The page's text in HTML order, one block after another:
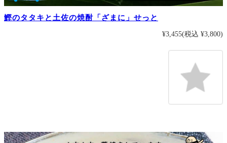
鰹のタタキと土佐の焼酎「ざまに」せっと
¥3,455(税込 ¥3,800)